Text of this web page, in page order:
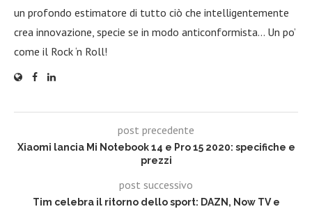
un profondo estimatore di tutto ciò che intelligentemente
crea innovazione, specie se in modo anticonformista… Un po’
come il Rock ‘n Roll!
post precedente
Xiaomi lancia Mi Notebook 14 e Pro 15 2020: specifiche e
prezzi
post successivo
Tim celebra il ritorno dello sport: DAZN, Now TV e